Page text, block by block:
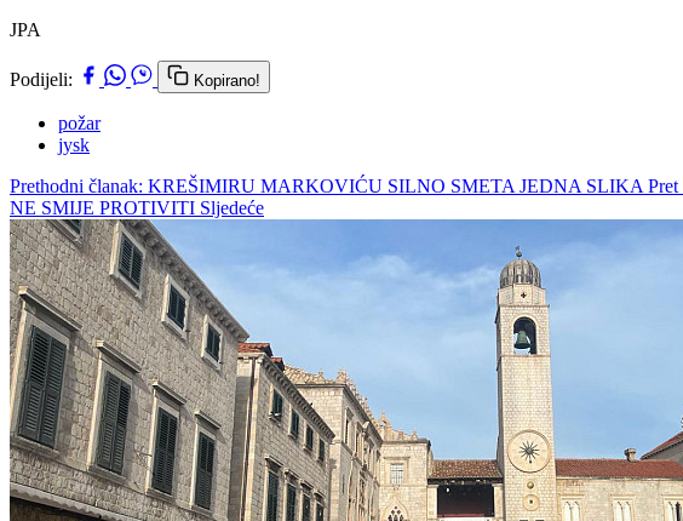
JPA
Podijeli: Kopirano!
požar
jysk
Prethodni članak: KREŠIMIRU MARKOVIĆU SILNO SMETA JEDNA SLIKA Pret
NE SMIJE PROTIVITI Sljedeće